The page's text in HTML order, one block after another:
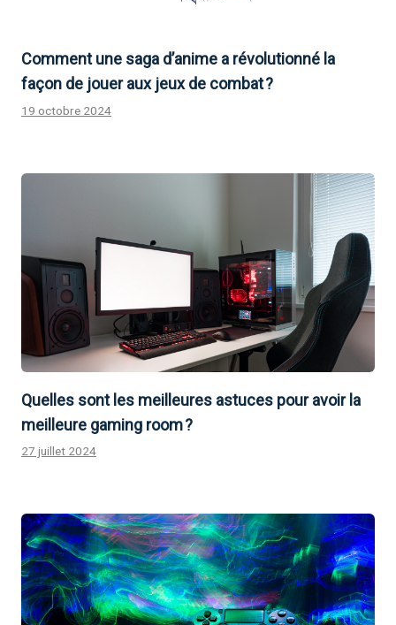
Comment une saga d’anime a révolutionné la
façon de jouer aux jeux de combat ?
19 octobre 2024
Quelles sont les meilleures astuces pour avoir la
meilleure gaming room ?
27 juillet 2024